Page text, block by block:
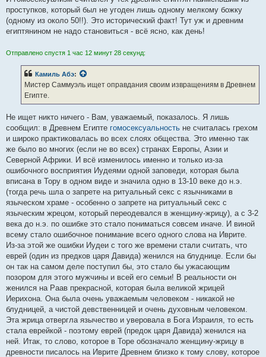
проступков, который был не угоден лишь одному мелкому божку
(одному из около 50!!). Это исторический факт! Тут уж и древним
египтянином не надо становиться - всё ясно, как день!
Отправлено спустя 1 час 12 минут 28 секунд:
Камиль Абэ:
Мистер Саммуэль ищет оправдания своим извращениям в Древнем
Египте.
Не ищет никто ничего - Вам, уважаемый, показалось. Я лишь
сообщил: в Древнем Египте гомосексуальность не считалась грехом
и широко практиковалась во всех слоях общества. Это именно так
же было во многих (если не во всех) странах Европы, Азии и
Северной Африки. И всё изменилось именно и только из-за
ошибочного восприятия Иудеями одной заповеди, которая была
вписана в Тору в одном виде и значила одно в 13-10 веке до н.э.
(тогда речь шла о запрете на ритуальный секс с язычниками в
языческом храме - особенно о запрете на ритуальный секс с
языческим жрецом, который переодевался в женщину-жрицу), а с 3-2
века до н.э. по ошибке это стало пониматься совсем иначе. И виной
всему стало ошибочное понимание всего одного слова на Иврите.
Из-за этой же ошибки Иудеи с того же времени стали считать, что
еврей (один из предков царя Давида) женился на блуднице. Если бы
он так на самом деле поступил бы, это стало бы ужасающим
позором для этого мужчины и всей его семьи! В реальности он
женился на Раав прекрасной, которая была великой жрицей
Иерихона. Она была очень уважаемым человеком - никакой не
блудницей, а чистой девственницей и очень духовным человеком.
Эта жрица отвергла язычество и уверовала в Бога Израиля, то есть
стала еврейкой - поэтому еврей (предок царя Давида) женился на
ней. Итак, то слово, которое в Торе обозначало женщину-жрицу в
древности писалось на Иврите Древнем близко к тому слову, которое